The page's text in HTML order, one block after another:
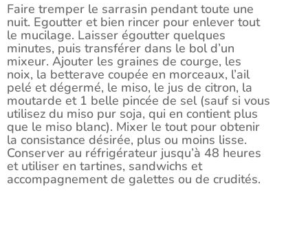
Faire tremper le sarrasin pendant toute une
nuit. Egoutter et bien rincer pour enlever tout
le mucilage. Laisser égoutter quelques
minutes, puis transférer dans le bol d’un
mixeur. Ajouter les graines de courge, les
noix, la betterave coupée en morceaux, l’ail
pelé et dégermé, le miso, le jus de citron, la
moutarde et 1 belle pincée de sel (sauf si vous
utilisez du miso pur soja, qui en contient plus
que le miso blanc). Mixer le tout pour obtenir
la consistance désirée, plus ou moins lisse.
Conserver au réfrigérateur jusqu’à 48 heures
et utiliser en tartines, sandwichs et
accompagnement de galettes ou de crudités.